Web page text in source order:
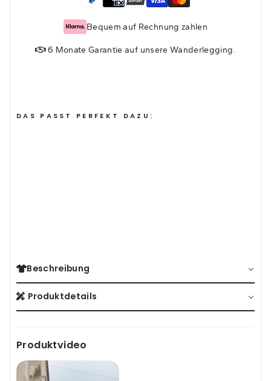
Bequem auf Rechnung zahlen
6 Monate Garantie auf unsere Wanderlegging.
DAS PASST PERFEKT DAZU:
Beschreibung
Produktdetails
Produktvideo